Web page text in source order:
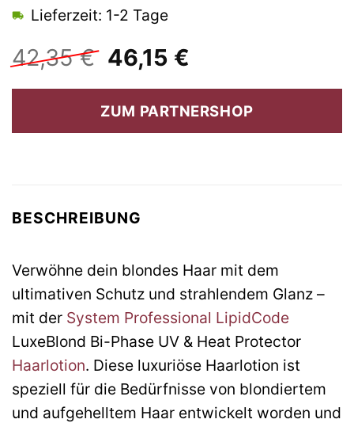
42,35€ Ursprünglicher
Preis
war:
42,35 €
46,15 €
ist:
46,15 €.
Lieferzeit: 1-2 Tage
ZUM PARTNERSHOP
BESCHREIBUNG
Verwöhne dein blondes Haar mit dem
ultimativen Schutz und strahlendem Glanz –
mit der System Professional LipidCode
LuxeBlond Bi-Phase UV & Heat Protector
Haarlotion. Diese luxuriöse Haarlotion ist
speziell für die Bedürfnisse von blondiertem
und aufgehelltem Haar entwickelt worden und